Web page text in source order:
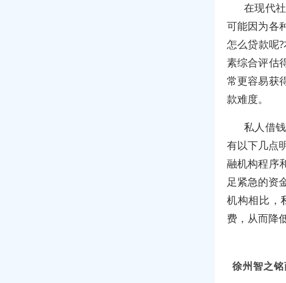
在现代
可能因为各
怎么贷款呢
素综合评估
常更容易获
款难度。
私人借
有以下几点
融机构程序
足紧急的资
机构相比，
费，从而降
徐州智之